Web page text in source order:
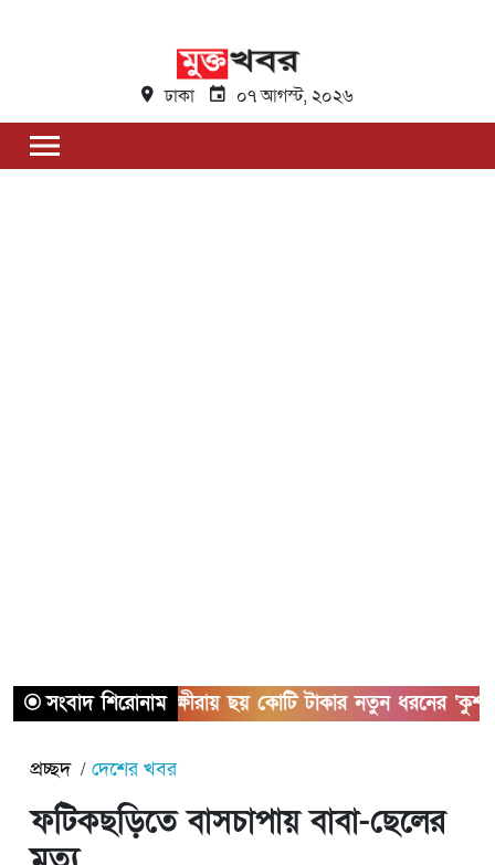
ঢাকা ০৭ আগস্ট, ২০২৬
সংবাদ শিরোনাম
সাতক্ষীরায় ছয় কোটি টাকার নতুন ধরনের ‘কুশ’
প্রচ্ছদ দেশের খবর
ফটিকছড়িতে বাসচাপায় বাবা-ছেলের